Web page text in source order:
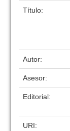
Título:
Autor:
Asesor:
Editorial:
URI: